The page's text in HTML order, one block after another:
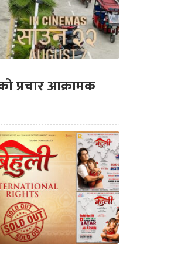
प्रचार आक्रामक